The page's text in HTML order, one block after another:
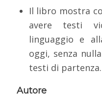
Il libro mostra
avere testi
linguaggio e
oggi, senza
testi di partenza.
Autore